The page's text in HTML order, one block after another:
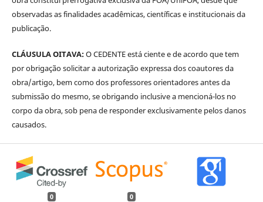
observadas as finalidades acadêmicas, científicas e institucionais da
publicação.
CLÁUSULA OITAVA:O CEDENTE está ciente e de acordo que tem
por obrigação solicitar a autorização expressa dos coautores da
obra/artigo, bem como dos professores orientadores antes da
submissão do mesmo, se obrigando inclusive a mencioná-los no
corpo da obra, sob pena de responder exclusivamente pelos danos
causados.
0 0